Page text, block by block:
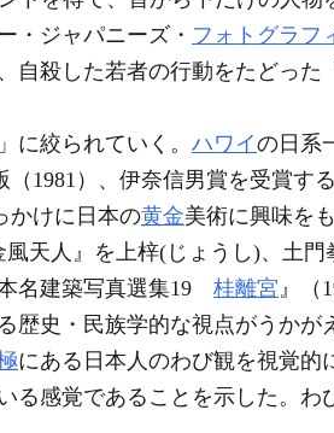
・ジャパニーズ・ フォトグラフ
自殺した若者の行動をたどった
絞られていく。 ハワイの日系
1981）、伊奈信男賞を受賞す
かけに日本の黄金美術に興味を
天人』を上梓(じょうし)、土
名建築写真選集19 桂離宮』（
歴史・民族学的な視点がうか
にある日本人のわび観を視覚的
る感覚であることを示した。わ